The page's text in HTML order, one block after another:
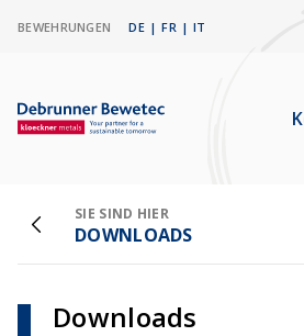
BEWEHRUNGEN IT
|
FR
|
DE
SIE SIND HIER
DOWNLOADS
Downloads